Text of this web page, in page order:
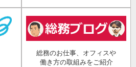
総務のお仕事、オフィスや
働き方の取組みをご紹介